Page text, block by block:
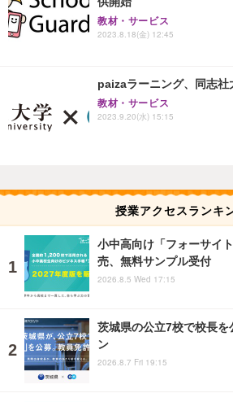
教材・サービス
2023.8.18(金) 12:45
paizaラーニング、同志
教材・サービス
2023.9.20(水) 15:15
授業アクセスランキ
小中高向け「フォーサイ
売、無料サンプル受付
2026.8.5 Wed 17:15
茨城県の公立7校で校長
ン
2026.8.7 Fri 19:15